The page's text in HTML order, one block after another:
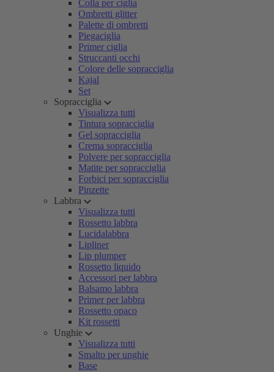
Colla per ciglia
Ombretti glitter
Palette di ombretti
Piegaciglia
Primer ciglia
Struccanti occhi
Colore delle sopracciglia
Kajal
Set
Sopracciglia
Visualizza tutti
Tintura sopracciglia
Gel sopracciglia
Crema sopracciglia
Polvere per sopracciglia
Matite per sopracciglia
Forbici per sopracciglia
Pinzette
Labbra
Visualizza tutti
Rossetto labbra
Lucidalabbra
Lipliner
Lip plumper
Rossetto liquido
Accessori per labbra
Balsamo labbra
Primer per labbra
Rossetto opaco
Kit rossetti
Unghie
Visualizza tutti
Smalto per unghie
Base